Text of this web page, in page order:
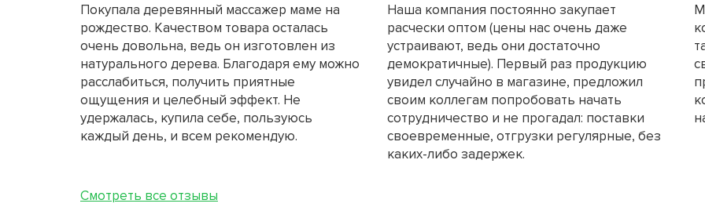
Покупала деревянный массажер маме на
рождество. Качеством товара осталась
очень довольна, ведь он изготовлен из
натурального дерева. Благодаря ему можно
расслабиться, получить приятные
ощущения и целебный эффект. Не
удержалась, купила себе, пользуюсь
каждый день, и всем рекомендую.
Наша компания постоянно закупает
расчески оптом (цены нас очень даже
устраивают, ведь они достаточно
демократичные). Первый раз продукцию
увидел случайно в магазине, предложил
своим коллегам попробовать начать
сотрудничество и не прогадал: поставки
своевременные, отгрузки регулярные, без
каких-либо задержек.
Смотреть все отзывы